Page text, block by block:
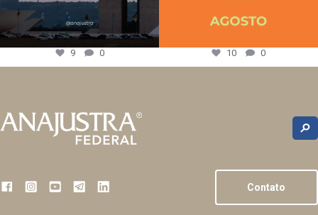
9 0 10 0
Contato